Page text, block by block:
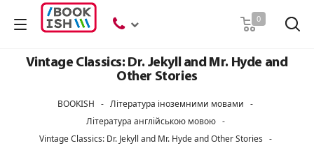
0
Vintage Classics: Dr. Jekyll and Mr. Hyde and
Other Stories
BOOKISH - Література іноземними мовами -
Література англійською мовою -
Vintage Classics: Dr. Jekyll and Mr. Hyde and Other Stories -